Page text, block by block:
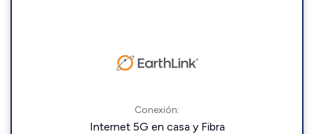
Conexión:
Internet 5G en casa y Fibra